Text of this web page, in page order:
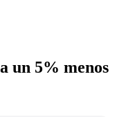
un 5% menos